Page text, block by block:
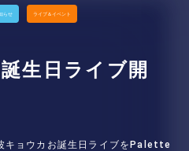
らせ ライブ＆イベント
生日ライブ開
キョウカお誕生日ライブをPalette